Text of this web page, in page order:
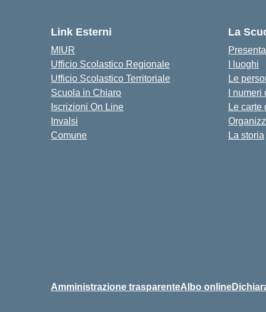
Link Esterni
MIUR
Ufficio Scolastico Regionale
Ufficio Scolastico Territoriale
Scuola in Chiaro
Iscrizioni On Line
Invalsi
Comune
La
I luoghi
Le
I
Le carte
La storia
Amministrazione trasparenteAlbo online